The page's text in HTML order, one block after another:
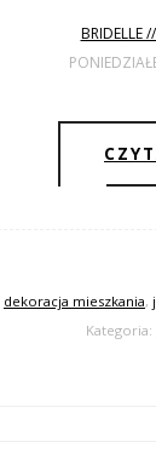
BRIDELLE
dekoracja mieszkania,
Kategoria: